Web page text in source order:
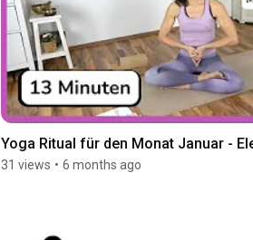
Yoga Ritual für den Monat Januar -
31 views • 6 months ago